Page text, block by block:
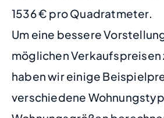
1536 € pro Quadratmeter.
Um eine bessere
möglichen Verkaufspreisen
haben wir einige
verschiedene